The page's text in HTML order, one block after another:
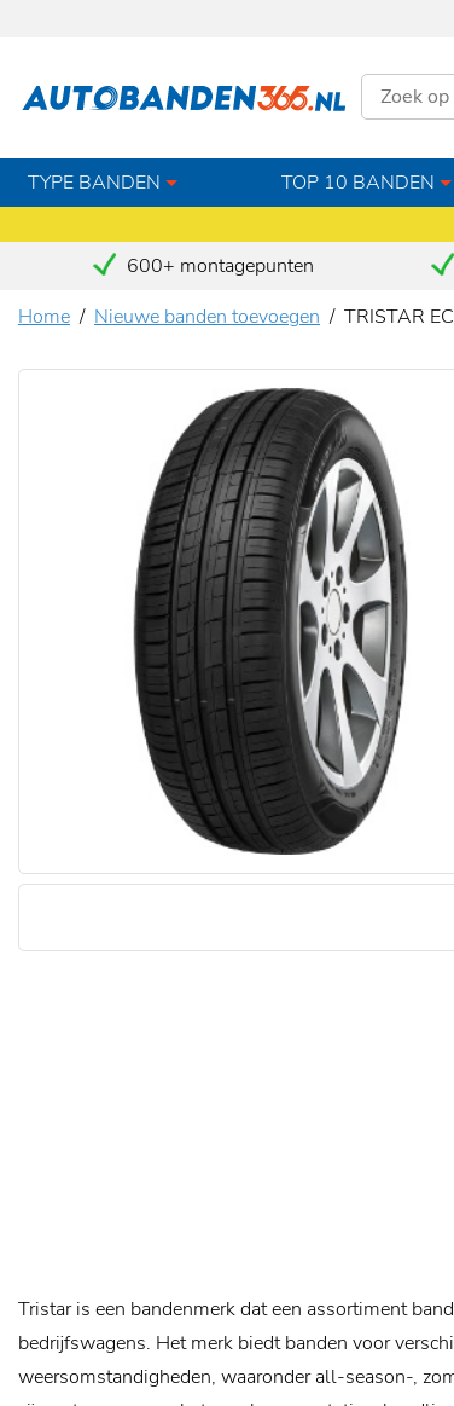
TYPE BANDEN TOP 10 BANDEN
600+ montagepunten
Home
Nieuwe banden toevoegen TRISTAR
Tristar is een bandenmerk dat een assortiment
bedrijfswagens. Het merk biedt banden voor
weersomstandigheden, waaronder all-season-,